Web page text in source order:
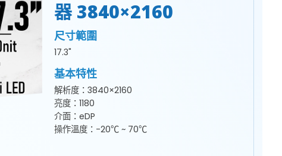
器 3840×2160
尺寸範圍
17.3"
基本特性
解析度：3840×2160
亮度：1180
介面：eDP
操作溫度：-20℃ ~ 70℃